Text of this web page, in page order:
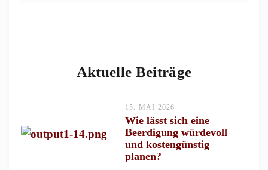
Aktuelle Beiträge
15. MAI 2026
Wie lässt sich eine
Beerdigung würdevoll
und kostengünstig
planen?